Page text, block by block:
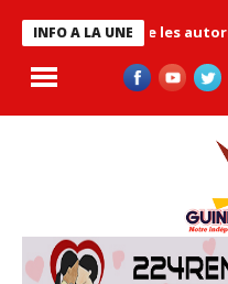
INFO A LA UNE
les autorités éducatives